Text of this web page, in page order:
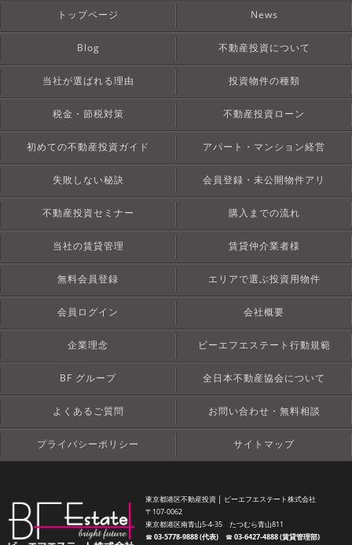
トップページ News
Blog 不動産投資について
当社が選ばれる理由 投資物件の種類
税金・節税対策 不動産投資ローン
初めての不動産投資ガイド アパート・マンション経営
失敗しない秘訣 会員登録・未公開物件アリ
不動産投資セミナー 購入までの流れ
当社の賃貸管理 賃貸仲介業者様
無料会員登録 エリアで選ぶ投資用物件
会員ログイン 会社概要
企業理念 ビーエフエステート行動規範
BF グループ 全日本不動産協会について
よくあるご質問 お問い合わせ・無料相談
プライバシーポリシー サイトマップ
東京都港区不動産投資 │ ビーエフエステート株式会社
〒107-0062
東京都港区南青山5-4-35 たつむら青山811
☎︎03-5778-9888 (代表)☎︎03-6427-4888 (賃貸管理部)